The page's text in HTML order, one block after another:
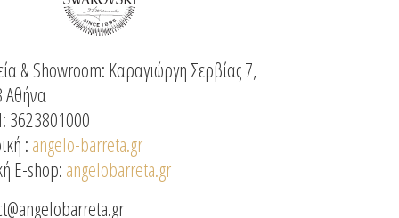
& Showroom: Καραγιώργη Σερβίας 7,
Αθήνα
:angelo-barreta.gr
E-shop: angelobarreta.gr